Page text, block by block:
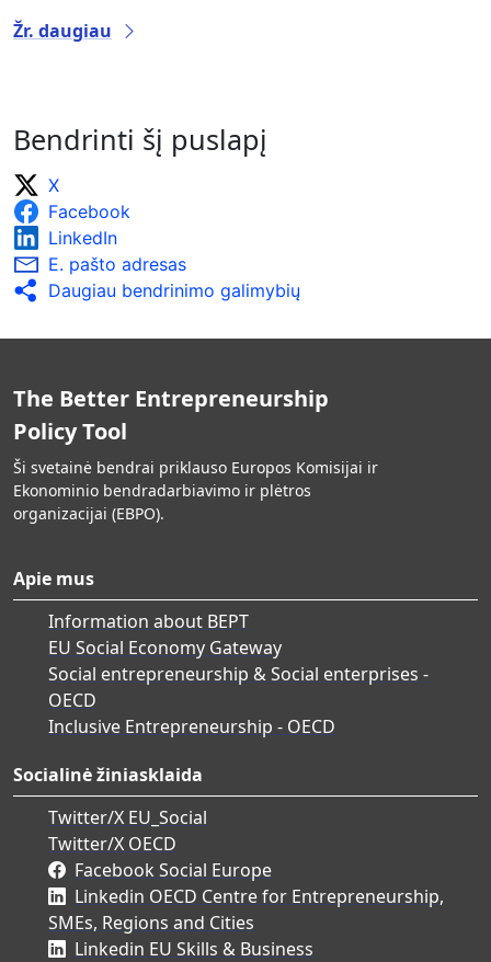
Žr. daugiau
Bendrinti šį puslapį
X
Facebook
LinkedIn
E. pašto adresas
Daugiau bendrinimo galimybių
The Better Entrepreneurship
Policy Tool
Ši svetainė bendrai priklauso Europos Komisijai ir
Ekonominio bendradarbiavimo ir plėtros
organizacijai (EBPO).
Apie mus
Information about BEPT
EU Social Economy Gateway
Social entrepreneurship & Social enterprises -
OECD
Inclusive Entrepreneurship - OECD
Socialinė žiniasklaida
Twitter/X EU_Social
Twitter/X OECD
Facebook Social Europe
Linkedin OECD Centre for Entrepreneurship,
SMEs, Regions and Cities
Linkedin EU Skills & Business